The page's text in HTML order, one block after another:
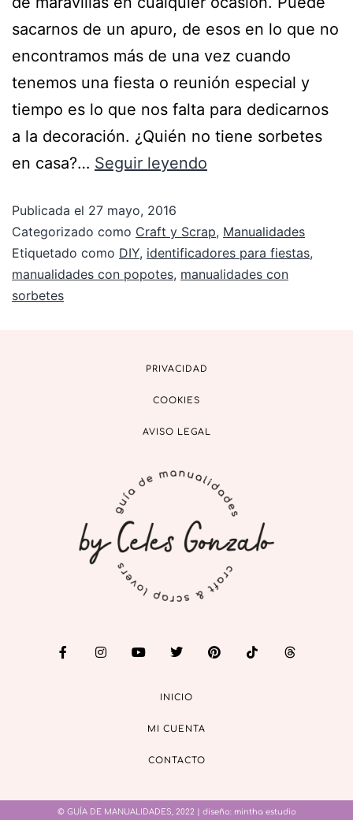
sacarnos de un apuro, de esos en lo que no
encontramos más de una vez cuando
tenemos una fiesta o reunión especial y
tiempo es lo que nos falta para dedicarnos
a la decoración. ¿Quién no tiene sorbetes
en casa?… Seguir leyendo
Publicada el 27 mayo, 2016
Categorizado como Craft y Scrap, Manualidades
Etiquetado como DIY, identificadores para fiestas,
manualidades con popotes, manualidades con
sorbetes
PRIVACIDAD
COOKIES
AVISO LEGAL
INICIO
MI CUENTA
CONTACTO
© GUÍA DE MANUALIDADES, 2022 | diseño: mintha estudio